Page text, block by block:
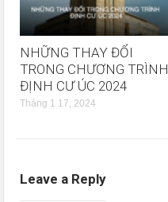
NHỮNG THAY ĐỔI
TRONG CHƯƠNG TRÌNH
ĐỊNH CƯ ÚC 2024
Tháng 1 17, 2024
Leave a Reply